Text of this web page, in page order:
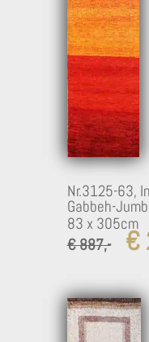
Nr.3125-63,
Gabbeh-
83 x 305cm
€ 887,-
€